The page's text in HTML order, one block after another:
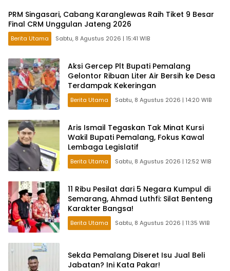
PRM Singasari, Cabang Karanglewas Raih Tiket 9 Besar
Final CRM Unggulan Jateng 2026
Berita Utama Sabtu, 8 Agustus 2026 | 15:41 WIB
Aksi Gercep Plt Bupati Pemalang
Gelontor Ribuan Liter Air Bersih ke Desa
Terdampak Kekeringan
Berita Utama Sabtu, 8 Agustus 2026 | 14:20 WIB
Aris Ismail Tegaskan Tak Minat Kursi
Wakil Bupati Pemalang, Fokus Kawal
Lembaga Legislatif
Berita Utama Sabtu, 8 Agustus 2026 | 12:52 WIB
11 Ribu Pesilat dari 5 Negara Kumpul di
Semarang, Ahmad Luthfi: Silat Benteng
Karakter Bangsa!
Berita Utama Sabtu, 8 Agustus 2026 | 11:35 WIB
Sekda Pemalang Diseret Isu Jual Beli
Jabatan? Ini Kata Pakar!